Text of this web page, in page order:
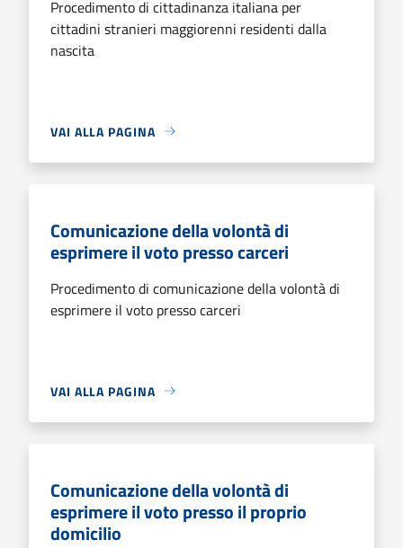
Procedimento di cittadinanza italiana per
cittadini stranieri maggiorenni residenti dalla
nascita
VAI ALLA PAGINA
Comunicazione della volontà di
esprimere il voto presso carceri
Procedimento di comunicazione della volontà di
esprimere il voto presso carceri
VAI ALLA PAGINA
Comunicazione della volontà di
esprimere il voto presso il proprio
domicilio